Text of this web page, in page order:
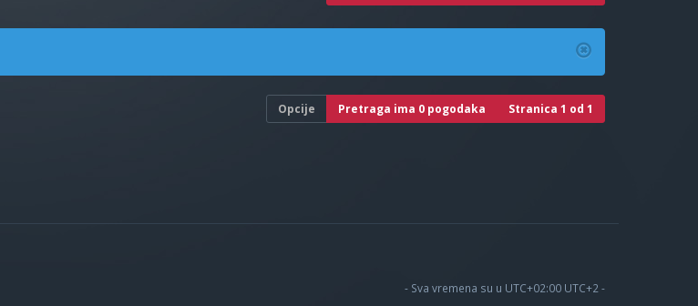
Opcije Pretraga ima 0 pogodaka Stranica 1 od 1
- Sva vremena su u UTC+02:00 UTC+2 -